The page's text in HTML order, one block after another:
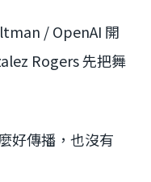
/ OpenAI 開
Rogers 先把舞
好傳播，也沒有